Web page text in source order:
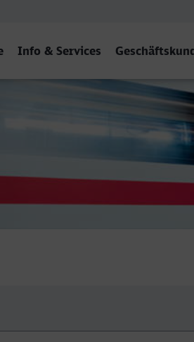
Info & Services
Mitte